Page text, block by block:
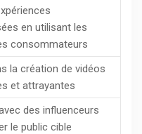
en utilisant les
consommateurs
la création de vidéos
et attrayantes
des influenceurs
le public cible